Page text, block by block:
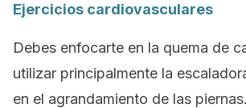
Ejercicios cardiovasculares
Debes enfocarte en la quema de
utilizar principalmente la
en el agrandamiento de las piernas.